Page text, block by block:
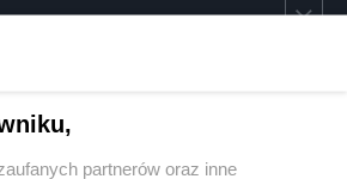
partnerów oraz inne